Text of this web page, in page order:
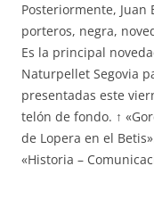
Posteriormente, Juan
porteros, negra,
Es la principal
Naturpellet Segovia
presentadas este
telón de fondo. ↑
de Lopera en el
«Historia –